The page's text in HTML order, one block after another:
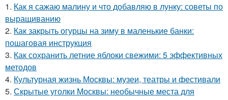
1. Как я сажаю малину и что добавляю в лунку: советы по
выращиванию
2. Как закрыть огурцы на зиму в маленькие банки:
пошаговая инструкция
3. Как сохранить летние яблоки свежими: 5 эффективных
методов
4. Культурная жизнь Москвы: музеи, театры и фестивали
5. Скрытые уголки Москвы: необычные места для